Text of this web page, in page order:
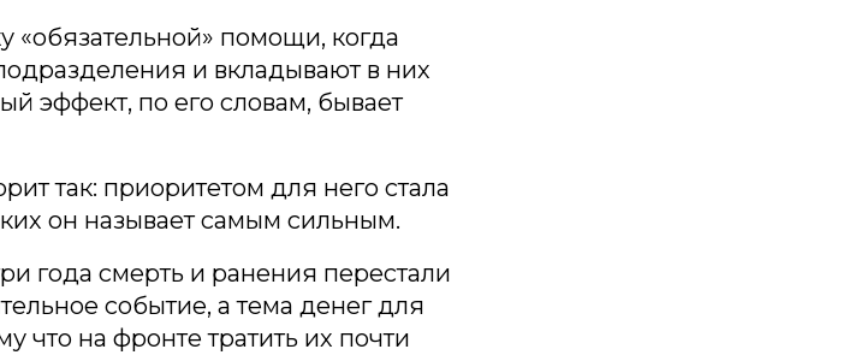
«обязательной» помощи, когда
и вкладывают в них
эффект, по его словам, бывает
так: приоритетом для него стала
он называет самым сильным.
года смерть и ранения перестали
событие, а тема денег для
что на фронте тратить их почти